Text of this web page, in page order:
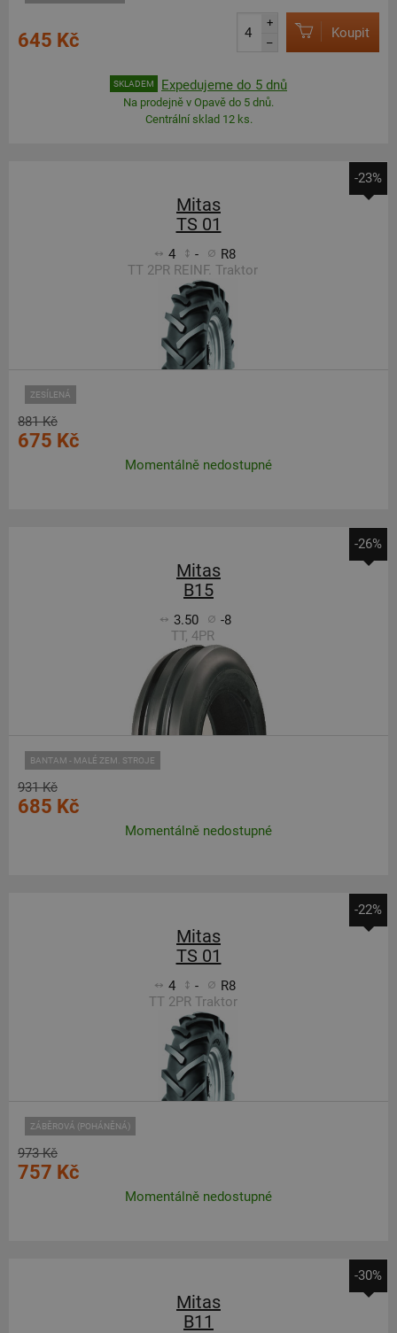
645 Kč
+
–
Koupit
SKLADEM Expedujeme do 5 dnů
Na prodejně v Opavě do 5 dnů.
Centrální sklad 12 ks.
-23%
Mitas
TS 01
4 -
R8
TT 2PR REINF. Traktor
ZESÍLENÁ
881 Kč
675 Kč
Momentálně nedostupné
-26%
Mitas
B15
3.50
-8
TT, 4PR
BANTAM - MALÉ ZEM. STROJE
931 Kč
685 Kč
Momentálně nedostupné
-22%
Mitas
TS 01
4 -
R8
TT 2PR Traktor
ZÁBĚROVÁ (POHÁNĚNÁ)
973 Kč
757 Kč
Momentálně nedostupné
-30%
Mitas
B11